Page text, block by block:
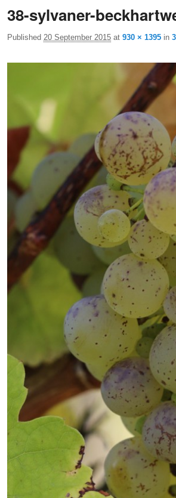
38-sylvaner-
Published 20 September 2015 at 930 × 1395 in